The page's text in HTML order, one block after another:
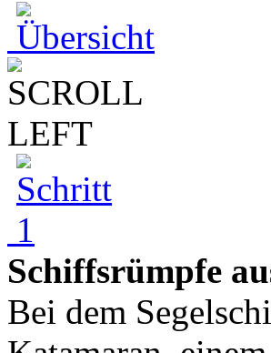
Schiffsrümpfe
Bei dem